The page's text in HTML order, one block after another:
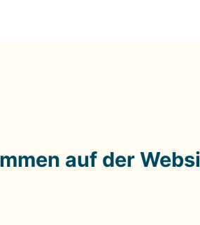
auf der